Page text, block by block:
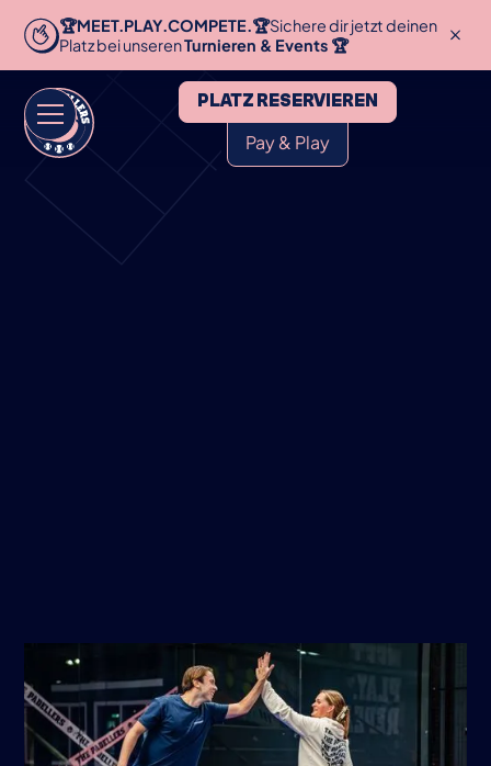
🏆MEET.PLAY.COMPETE.🏆Sichere dir jetzt deinen
Platz bei unserenTurnieren & Events 🏆
PLATZ RESERVIEREN
Pay & Play